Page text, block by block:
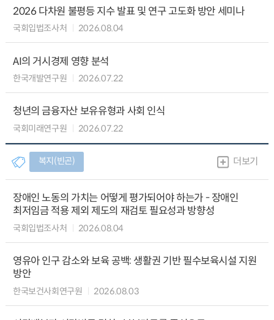
2026 다차원 불평등 지수 발표 및 연구 고도화 방안 세미나
국회입법조사처 2026.08.04
AI의 거시경제 영향 분석
한국개발연구원 2026.07.22
청년의 금융자산 보유유형과 사회 인식
국회미래연구원 2026.07.22
복지(빈곤) 더보기
장애인 노동의 가치는 어떻게 평가되어야 하는가 - 장애인
최저임금 적용 제외 제도의 재검토 필요성과 방향성
국회입법조사처 2026.08.04
영유아 인구 감소와 보육 공백: 생활권 기반 필수보육시설 지원
방안
한국보건사회연구원 2026.08.03